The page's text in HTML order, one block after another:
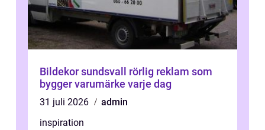
Bildekor sundsvall rörlig reklam som
bygger varumärke varje dag
31 juli 2026
admin
inspiration